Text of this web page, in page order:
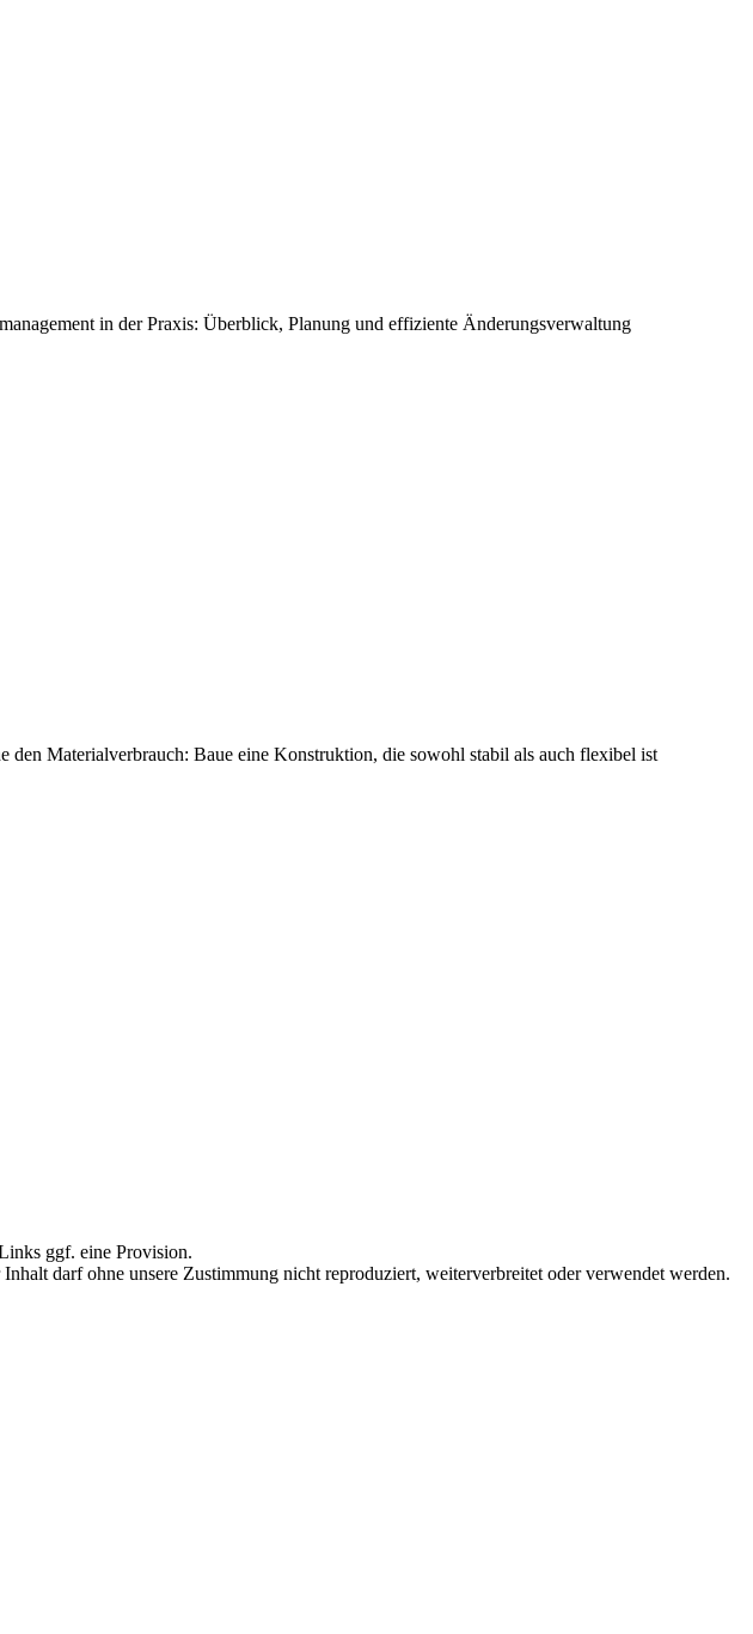
in der Praxis: Überblick, Planung und effiziente Änderungsverwaltung
den Materialverbrauch: Baue eine Konstruktion, die sowohl stabil als auch flexibel ist
ggf. eine Provision.
darf ohne unsere Zustimmung nicht reproduziert, weiterverbreitet oder verwendet werden.